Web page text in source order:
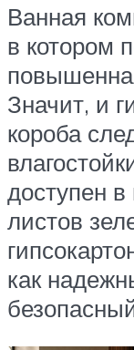
Ванная
в котором
Значит, и
короба
доступен
листов
как